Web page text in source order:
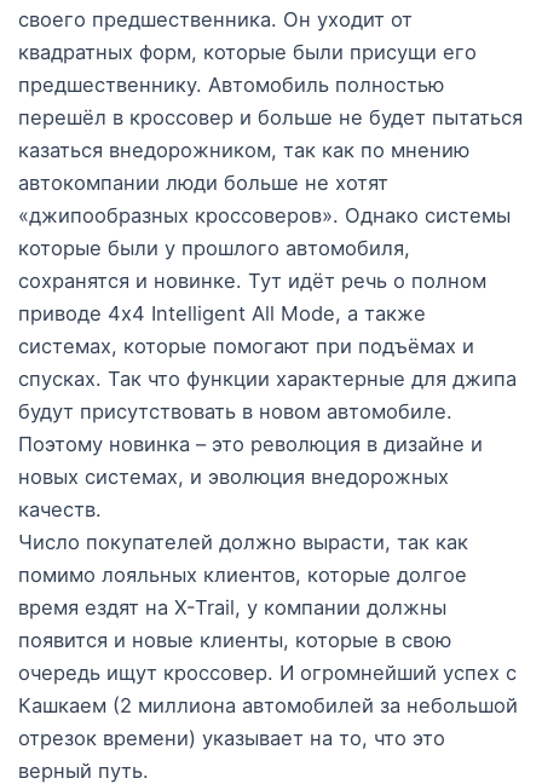
своего предшественника. Он уходит от
квадратных форм, которые были присущи его
предшественнику. Автомобиль полностью
перешёл в кроссовер и больше не будет пытаться
казаться внедорожником, так как по мнению
автокомпании люди больше не хотят
«джипообразных кроссоверов». Однако системы
которые были у прошлого автомобиля,
сохранятся и новинке. Тут идёт речь о полном
приводе 4х4 Intelligent All Mode, а также
системах, которые помогают при подъёмах и
спусках. Так что функции характерные для джипа
будут присутствовать в новом автомобиле.
Поэтому новинка – это революция в дизайне и
новых системах, и эволюция внедорожных
качеств.
Число покупателей должно вырасти, так как
помимо лояльных клиентов, которые долгое
время ездят на X-Trail, у компании должны
появится и новые клиенты, которые в свою
очередь ищут кроссовер. И огромнейший успех с
Кашкаем (2 миллиона автомобилей за небольшой
отрезок времени) указывает на то, что это
верный путь.